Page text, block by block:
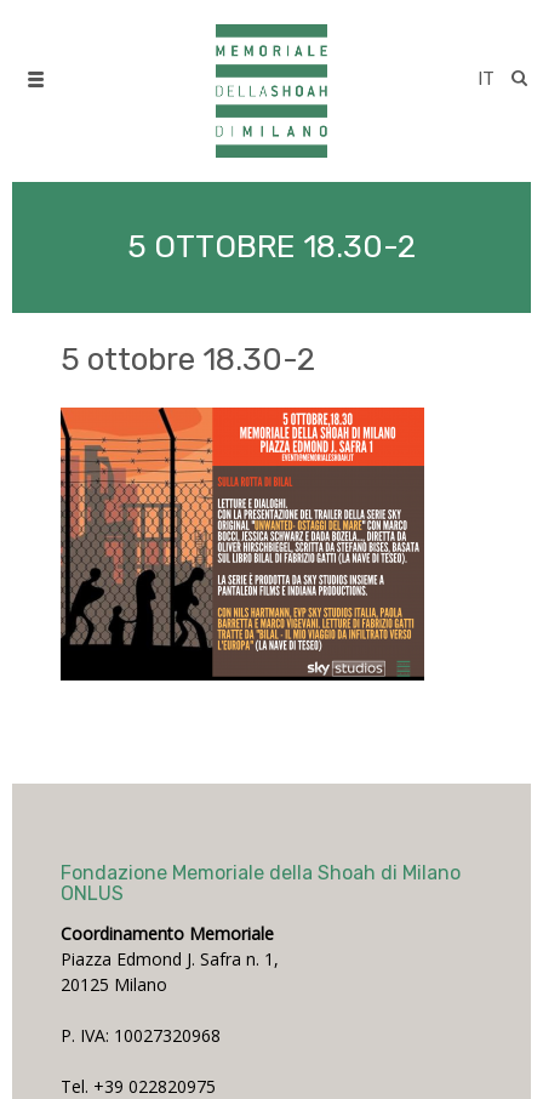
IT
5 OTTOBRE 18.30-2
5 ottobre 18.30-2
Fondazione Memoriale della Shoah di Milano
ONLUS
Coordinamento Memoriale
Piazza Edmond J. Safra n. 1,
20125 Milano
P. IVA: 10027320968
Tel. +39 022820975